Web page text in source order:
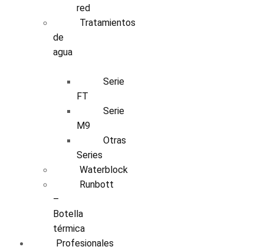
red
Tratamientos
de
agua
Serie
FT
Serie
M9
Otras
Series
Waterblock
Runbott
–
Botella
térmica
Profesionales